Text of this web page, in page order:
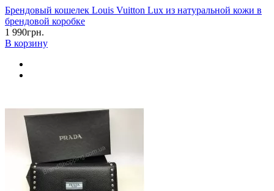
Брендовый кошелек Louis Vuitton Lux из натуральной кожи в
брендовой коробке
1 990грн.
В корзину